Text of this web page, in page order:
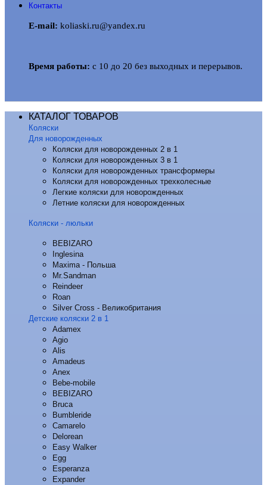
Контакты
E-mail: koliaski.ru@yandex.ru
Время работы: с 10 до 20 без выходных и перерывов.
КАТАЛОГ ТОВАРОВ
Коляски
Для новорожденных
Коляски для новорожденных 2 в 1
Коляски для новорожденных 3 в 1
Коляски для новорожденных трансформеры
Коляски для новорожденных трехколесные
Легкие коляски для новорожденных
Летние коляски для новорожденных
Коляски - люльки
BEBIZARO
Inglesina
Maxima - Польша
Mr.Sandman
Reindeer
Roan
Silver Cross - Великобритания
Детские коляски 2 в 1
Adamex
Agio
Alis
Amadeus
Anex
Bebe-mobile
BEBIZARO
Bruca
Bumbleride
Camarelo
Delorean
Easy Walker
Egg
Esperanza
Expander